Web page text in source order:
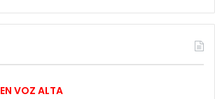
EN VOZ ALTA